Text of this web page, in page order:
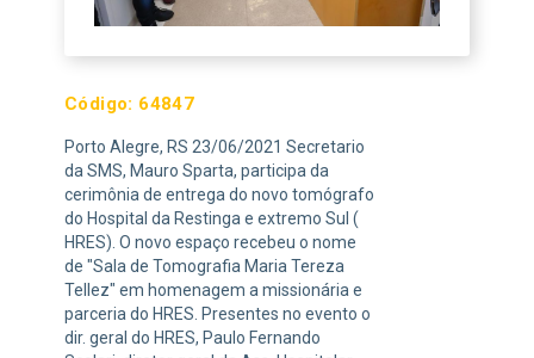
Código: 64847
Porto Alegre, RS 23/06/2021 Secretario
da SMS, Mauro Sparta, participa da
cerimônia de entrega do novo tomógrafo
do Hospital da Restinga e extremo Sul (
HRES). O novo espaço recebeu o nome
de "Sala de Tomografia Maria Tereza
Tellez" em homenagem a missionária e
parceria do HRES. Presentes no evento o
dir. geral do HRES, Paulo Fernando